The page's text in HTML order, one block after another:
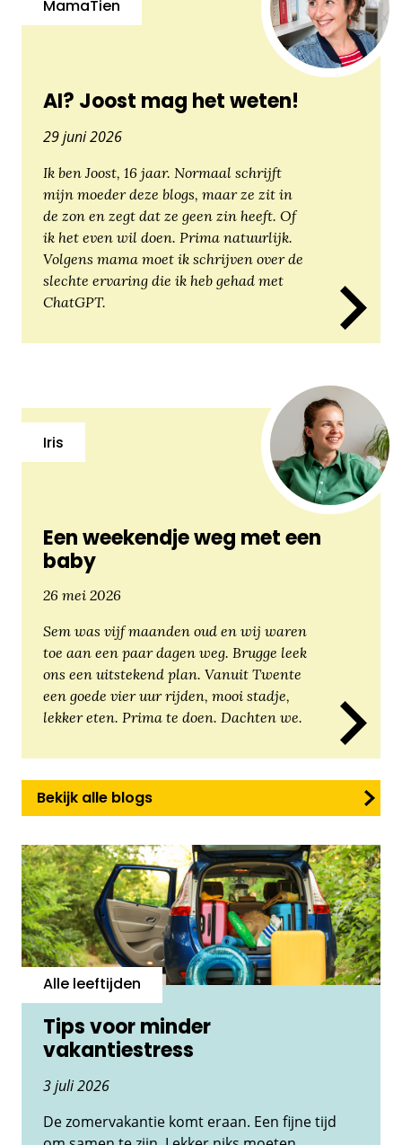
AI? Joost mag het weten!
MamaTien
29 juni 2026
Ik ben Joost, 16 jaar. Normaal schrijft
mijn moeder deze blogs, maar ze zit in
de zon en zegt dat ze geen zin heeft. Of
ik het even wil doen. Prima natuurlijk.
Volgens mama moet ik schrijven over de
slechte ervaring die ik heb gehad met
ChatGPT.
Een weekendje weg met een
baby
Iris
26 mei 2026
Sem was vijf maanden oud en wij waren
toe aan een paar dagen weg. Brugge leek
ons een uitstekend plan. Vanuit Twente
een goede vier uur rijden, mooi stadje,
lekker eten. Prima te doen. Dachten we.
Bekijk alle blogs
Tips voor minder
vakantiestress
Alle leeftijden
3 juli 2026
De zomervakantie komt eraan. Een fijne tijd